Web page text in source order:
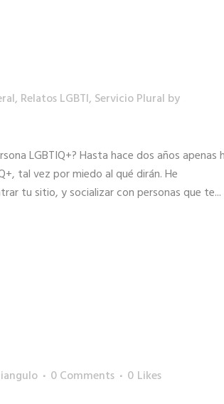
, Relatos LGBTI, Servicio Plural by
LGBTIQ+? Hasta hace dos años apenas
tal vez por miedo al qué dirán. He
tu sitio, y socializar con personas que te...
0 Comments 0 Likes